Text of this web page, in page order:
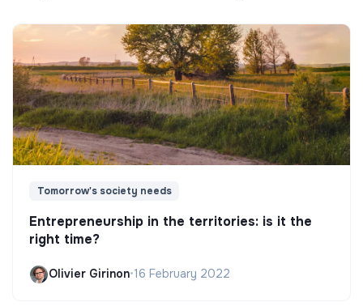
Tomorrow's society needs
Entrepreneurship in the territories: is it the
right time?
Olivier Girinon•16 February 2022